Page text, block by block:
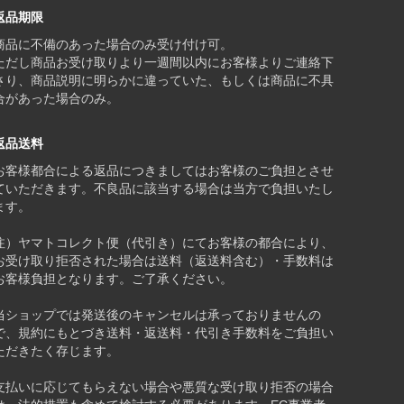
品期限
品に不備のあった場合のみ受け付け可。
だし商品お受け取りより一週間以内にお客様よりご連絡下
り、商品説明に明らかに違っていた、もしくは商品に不具
があった場合のみ。
品送料
客様都合による返品につきましてはお客様のご負担とさせ
いただきます。不良品に該当する場合は当方で負担いたし
す。
）ヤマトコレクト便（代引き）にてお客様の都合により、
受け取り拒否された場合は送料（返送料含む）・手数料は
客様負担となります。ご了承ください。
ショップでは発送後のキャンセルは承っておりませんの
、規約にもとづき送料・返送料・代引き手数料をご負担い
だきたく存じます。
払いに応じてもらえない場合や悪質な受け取り拒否の場合